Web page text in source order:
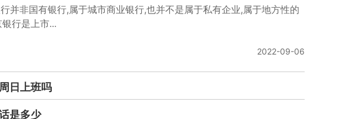
并非国有银行,属于城市商业银行,也并不是属于私有企业,属于地方性的
行是上市...
2022-09-06
日上班吗
是多少